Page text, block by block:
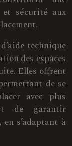
sécurité aux
technique
des espaces
Elles offrent
de se
avec plus
de garantir
s’adaptant à